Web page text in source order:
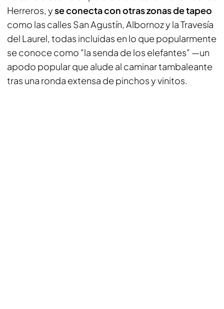
Herreros, yse conecta con otras zonas de tapeo
como las calles San Agustín, Albornoz y la Travesía
del Laurel, todas incluidas en lo que popularmente
se conoce como "la senda de los elefantes" —un
apodo popular que alude al caminar tambaleante
tras una ronda extensa de pinchos y vinitos.